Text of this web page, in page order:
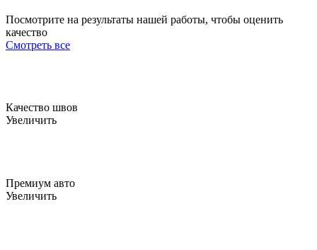
Посмотрите на результаты нашей работы, чтобы оценить
качество
Смотреть все
Качество швов
Увеличить
Премиум авто
Увеличить